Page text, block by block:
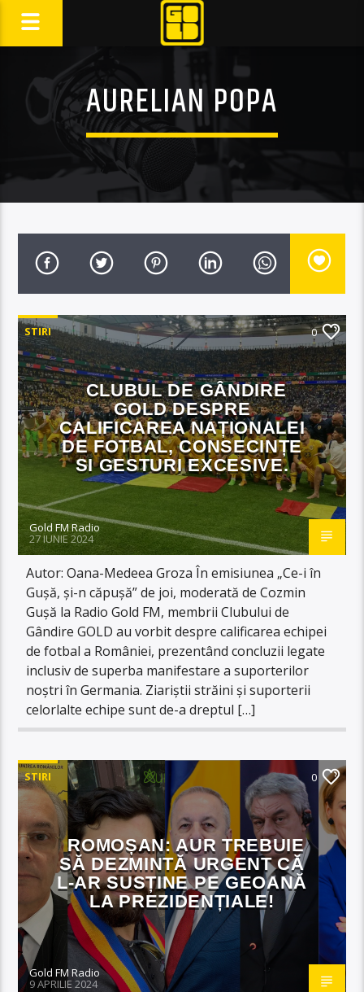
AURELIAN POPA
STIRI 0
CLUBUL DE GÂNDIRE
GOLD DESPRE
CALIFICAREA NAȚIONALEI
DE FOTBAL, CONSECINȚE
SI GESTURI EXCESIVE.
Gold FM Radio
27 IUNIE 2024
Autor: Oana-Medeea Groza În emisiunea „Ce-i în
Gușă, și-n căpușă” de joi, moderată de Cozmin
Gușă la Radio Gold FM, membrii Clubului de
Gândire GOLD au vorbit despre calificarea echipei
de fotbal a României, prezentând concluzii legate
inclusiv de superba manifestare a suporterilor
noștri în Germania. Ziariștii străini și suporterii
celorlalte echipe sunt de-a dreptul […]
STIRI 0
ROMOȘAN: AUR TREBUIE
SĂ DEZMINTĂ URGENT CĂ
L-AR SUSȚINE PE GEOANĂ
LA PREZIDENȚIALE!
Gold FM Radio
9 APRILIE 2024